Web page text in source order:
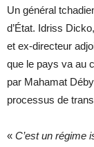
Un général
d’État. Idriss
et ex-directeur
que le pays va au
par Mahamat
processus de
« C’est un régime